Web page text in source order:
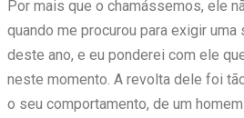
Por mais que o chamássemos, ele
quando me procurou para exigir uma
deste ano, e eu ponderei com ele
neste momento. A revolta dele foi
o seu comportamento, de um